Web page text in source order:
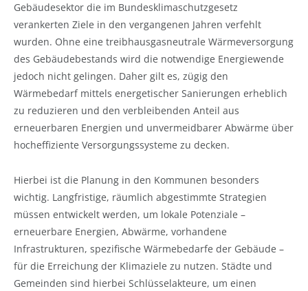
Gebäudesektor die im Bundesklimaschutzgesetz
verankerten Ziele in den vergangenen Jahren verfehlt
wurden. Ohne eine treibhausgasneutrale Wärmeversorgung
des Gebäudebestands wird die notwendige Energiewende
jedoch nicht gelingen. Daher gilt es, zügig den
Wärmebedarf mittels energetischer Sanierungen erheblich
zu reduzieren und den verbleibenden Anteil aus
erneuerbaren Energien und unvermeidbarer Abwärme über
hocheffiziente Versorgungssysteme zu decken.
Hierbei ist die Planung in den Kommunen besonders
wichtig. Langfristige, räumlich abgestimmte Strategien
müssen entwickelt werden, um lokale Potenziale –
erneuerbare Energien, Abwärme, vorhandene
Infrastrukturen, spezifische Wärmebedarfe der Gebäude –
für die Erreichung der Klimaziele zu nutzen. Städte und
Gemeinden sind hierbei Schlüsselakteure, um einen